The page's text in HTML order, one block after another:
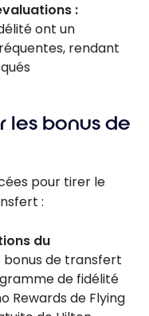
:
ont un
rendant
les bonus de
pour tirer le
:
du
bonus de transfert
de fidélité
Rewards de Flying